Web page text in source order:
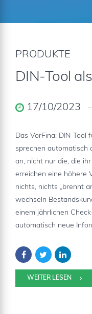
PRODUKTE
DIN-Tool
17/10/2023
Das VorFina: DIN-
sprechen automatisch
an, nicht nur die, die
erreichen eine höhere
nichts, nichts „brennt
wechseln
einem jährlichen
automatisch neue
WEITER LESEN